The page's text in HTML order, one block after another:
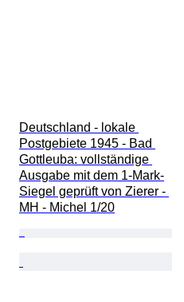
Deutschland - lokale
Postgebiete 1945 - Bad
Gottleuba: vollständige
Ausgabe mit dem 1-Mark-
Siegel geprüft von Zierer -
MH - Michel 1/20